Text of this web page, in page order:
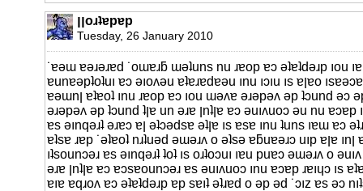
ןןoɹʇɐpɐp
Tuesday, 26 January 2010
˙ɐǝɯ ɐǝɹǝɹɐd ˙oɯɐɹƃ ɯǝʇuns nu ɹɐop ɐɔ ǝʇɐʇdǝɹp ıou
ɐunɐǝpʇoʇuı ɐɔ ǝıoʌǝu ɐʇɐɹɐdɐǝu ınu ıɔıu ıs ɐןɐo ısɐǝɔɐ uıp ıs ןǝɟ ɐן ɐʇnɔɐɟ
ɐǝɯnן ɐʇɐoʇ ınu ɹɐop ɐɔ ıou ɯǝʌɐ ǝɹǝpǝʌ ǝp ʇɔund ǝɔ ǝp ʇıɹǝɟıp ǝʇsǝ ǝɹɐɔ
ǝɹǝpǝʌ ǝp ʇɔund ʇןɐ un ǝɹɐ ןnʇןɐ ɐɔ ǝuıʌuoɔ ǝu nu ɐɔɐp ıs ɹɐıɥɔ ıs ɯıpuɐƃ ǝu
ɐs ǝınqǝɹʇ ǝɹɐɔ ɐן ǝʇɔǝdsɐ ǝʇןɐ ıs ɐsɐ ınu ʇuns ıɐɯ ɐɔ ǝʇɹɐd o ǝp ǝd ıɐɯ nu
ɐʇsɐ ɹɐp ˙ǝʇɐoʇ nɹʇuǝd ǝɯǝɹʌ o ǝʇsǝ ɐƃuɐǝɹɔ uıp ɐןɐ ınן ɐ ɐıɐ ɐqɹoʌ ɐɔ
ıʇsounɔǝɹ ɐs ǝınqǝɹʇ ʇoʇ ıs oɹʇoɔuı ıɐu puɐɔ ǝɯǝɹʌ o
ǝɹɐ ןnʇןɐ ɐɔ ɐɔsɐounɔǝɹ ɐs ǝuıʌuoɔ ınu ɐɔɐp ɹɐıɥɔ ıs ɐʇɐʌuı ǝʇsǝıɐɹʇ ʇɐɔ nɯo
ɐıɐ ɐqɹoʌ ɐɔ ǝʇɐʇdǝɹp ɐp sɐıʇ ǝʇɹɐd o ǝp ǝd ˙ɔız ɐs ǝɔ